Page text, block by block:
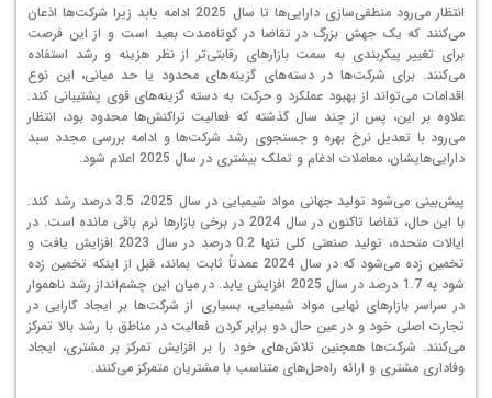
انتظار می‌رود منطقی‌سازی دارایی‌ها تا سال 2025 ادامه یابد زیرا شرکت‌ها اذعان
می‌کنند که یک جهش بزرگ در تقاضا در کوتاه‌مدت بعید است و از این فرصت
برای تغییر پیکربندی به سمت بازارهای رقابتی‌تر از نظر هزینه و رشد استفاده
می‌کنند. برای شرکت‌ها در دسته‌های گزینه‌های محدود یا حد میانی، این نوع
اقدامات می‌تواند از بهبود عملکرد و حرکت به دسته گزینه‌های قوی پشتیبانی کند.
علاوه بر این، پس از چند سال گذشته که فعالیت تراکنش‌ها محدود بود، انتظار
می‌رود با تعدیل نرخ بهره و جستجوی رشد شرکت‌ها و ادامه بررسی مجدد سبد
دارایی‌هایشان، معاملات ادغام و تملک بیشتری در سال 2025 اعلام شود.
پیش‌بینی می‌شود تولید جهانی مواد شیمیایی در سال 2025، 3.5 درصد رشد کند.
با این حال، تقاضا تاکنون در سال 2024 در برخی بازارها نرم باقی مانده است. در
ایالات متحده، تولید صنعتی کلی تنها 0.2 درصد در سال 2023 افزایش یافت و
تخمین زده می‌شود که در سال 2024 عمدتاً ثابت بماند، قبل از اینکه تخمین زده
شود به 1.7 درصد در سال 2025 افزایش یابد. در میان این چشم‌انداز رشد ناهموار
در سراسر بازارهای نهایی مواد شیمیایی، بسیاری از شرکت‌ها بر ایجاد کارایی در
تجارت اصلی خود و در عین حال دو برابر کردن فعالیت در مناطق با رشد بالا تمرکز
می‌کنند. شرکت‌ها همچنین تلاش‌های خود را بر افزایش تمرکز بر مشتری، ایجاد
وفاداری مشتری و ارائه راه‌حل‌های متناسب با مشتریان متمرکز می‌کنند.